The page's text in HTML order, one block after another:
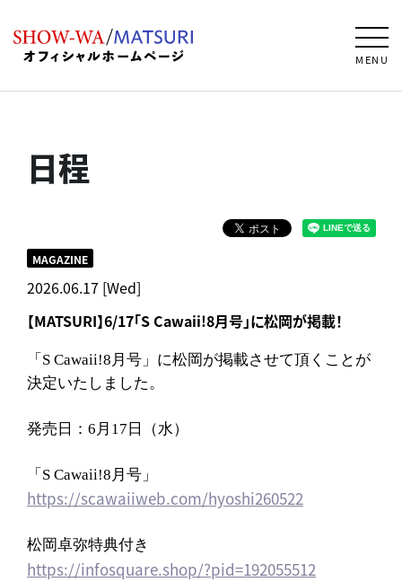
MENU
日程
2026.06.17 [Wed]
MAGAZINE
【MATSURI】6/17「S Cawaii!8月号」に松岡が掲載！
「S Cawaii!8月号」に松岡が掲載させて頂くことが
決定いたしました。
発売日：6月17日（水）
「S Cawaii!8月号」
https://scawaiiweb.com/hyoshi260522
松岡卓弥特典付き
https://infosquare.shop/?pid=192055512